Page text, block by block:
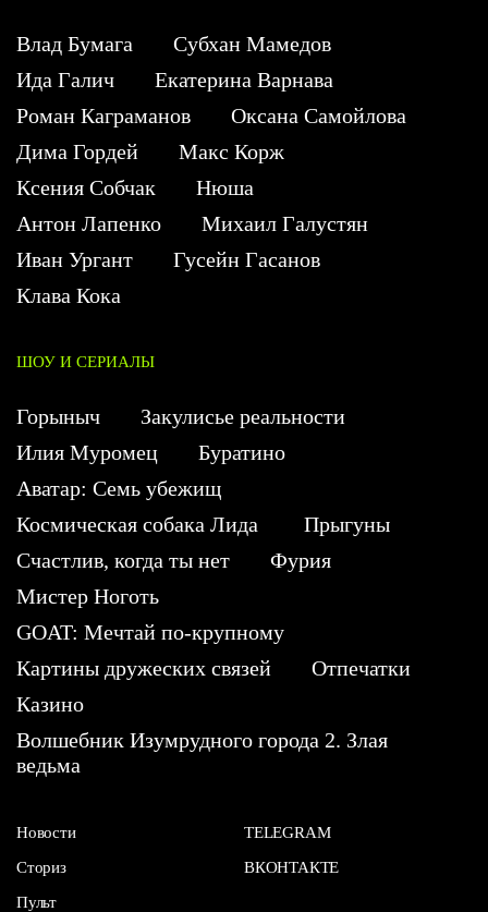
Влад Бумага
Субхан Мамедов
Ида Галич
Екатерина Варнава
Роман Каграманов
Оксана Самойлова
Дима Гордей
Макс Корж
Ксения Собчак
Нюша
Антон Лапенко
Михаил Галустян
Иван Ургант
Гусейн Гасанов
Клава Кока
ШОУ И СЕРИАЛЫ
Горыныч
Закулисье реальности
Илия Муромец
Буратино
Аватар: Семь убежищ
Космическая собака Лида
Прыгуны
Счастлив, когда ты нет
Фурия
Мистер Ноготь
GOAT: Мечтай по-крупному
Картины дружеских связей
Отпечатки
Казино
Волшебник Изумрудного города 2. Злая
ведьма
Новости
Сториз
Пульт
TELEGRAM
ВКОНТАКТЕ